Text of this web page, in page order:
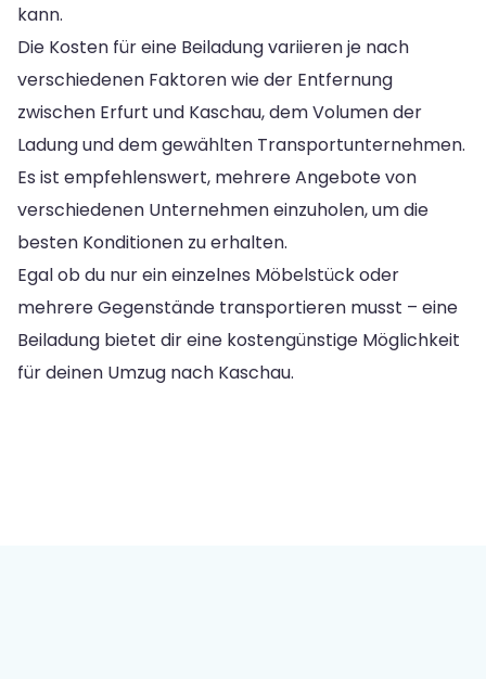
kann.
Die Kosten für eine Beiladung variieren je nach
verschiedenen Faktoren wie der Entfernung
zwischen Erfurt und Kaschau, dem Volumen der
Ladung und dem gewählten Transportunternehmen.
Es ist empfehlenswert, mehrere Angebote von
verschiedenen Unternehmen einzuholen, um die
besten Konditionen zu erhalten.
Egal ob du nur ein einzelnes Möbelstück oder
mehrere Gegenstände transportieren musst – eine
Beiladung bietet dir eine kostengünstige Möglichkeit
für deinen Umzug nach Kaschau.